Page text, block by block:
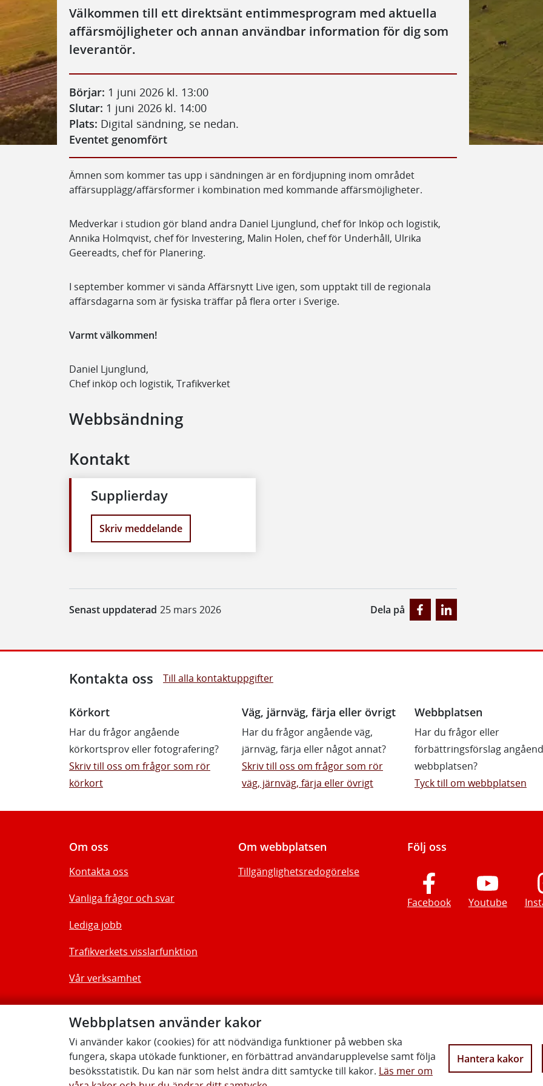
Välkommen till ett direktsänt entimmesprogram med aktuella
affärsmöjligheter och annan användbar information för dig som
leverantör.
Börjar: 1 juni 2026 kl. 13:00
Slutar: 1 juni 2026 kl. 14:00
Plats: Digital sändning, se nedan.
Eventet genomfört
Ämnen som kommer tas upp i sändningen är en fördjupning inom området
affärsupplägg/affärsformer i kombination med kommande affärsmöjligheter.
Medverkar i studion gör bland andra Daniel Ljunglund, chef för Inköp och logistik,
Annika Holmqvist, chef för Investering, Malin Holen, chef för Underhåll, Ulrika
Geereadts, chef för Planering.
I september kommer vi sända Affärsnytt Live igen, som upptakt till de regionala
affärsdagarna som är fysiska träffar på flera orter i Sverige.
Varmt välkommen!
Daniel Ljunglund,
Chef inköp och logistik, Trafikverket
Webbsändning
Kontakt
Supplierday
Skriv meddelande
Senast uppdaterad 25 mars 2026 Dela på
Webbplatsen använder kakor
Vi använder kakor (cookies) för att nödvändiga funktioner på webben ska
fungera, skapa utökade funktioner, en förbättrad användarupplevelse samt följa
besöksstatistik. Du kan när som helst ändra ditt samtycke till kakor. Läs mer om
Hantera kakor
Kontakta oss Till alla kontaktuppgifter
Körkort
Har du frågor angående
körkortsprov eller fotografering?
Skriv till oss om frågor som rör
körkort
Väg, järnväg, färja eller övrigt
Har du frågor angående väg,
järnväg, färja eller något annat?
Skriv till oss om frågor som rör
väg, järnväg, färja eller övrigt
Webbplatsen
Har du frågor eller
förbättringsförslag
webbplatsen?
Tyck till om webbplatsen
Vi gör Sverige närmare
Om oss
Kontakta oss
Vanliga frågor och svar
Lediga jobb
Trafikverkets visslarfunktion
Vår verksamhet
Om webbplatsen
Tillgänglighetsredogörelse
Följ oss
Facebook Youtube